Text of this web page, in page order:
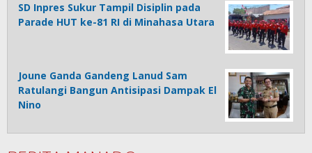
SD Inpres Sukur Tampil Disiplin pada
Parade HUT ke-81 RI di Minahasa Utara
Joune Ganda Gandeng Lanud Sam
Ratulangi Bangun Antisipasi Dampak El
Nino